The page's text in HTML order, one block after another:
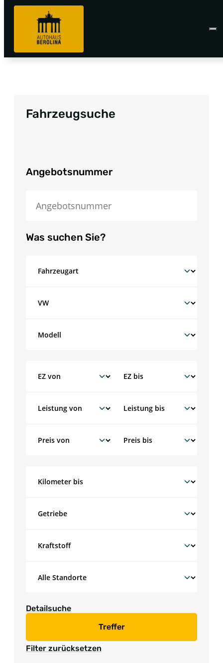
Fahrzeugsuche
Angebotsnummer
Was suchen Sie?
Detailsuche
Treffer
Filter zurücksetzen